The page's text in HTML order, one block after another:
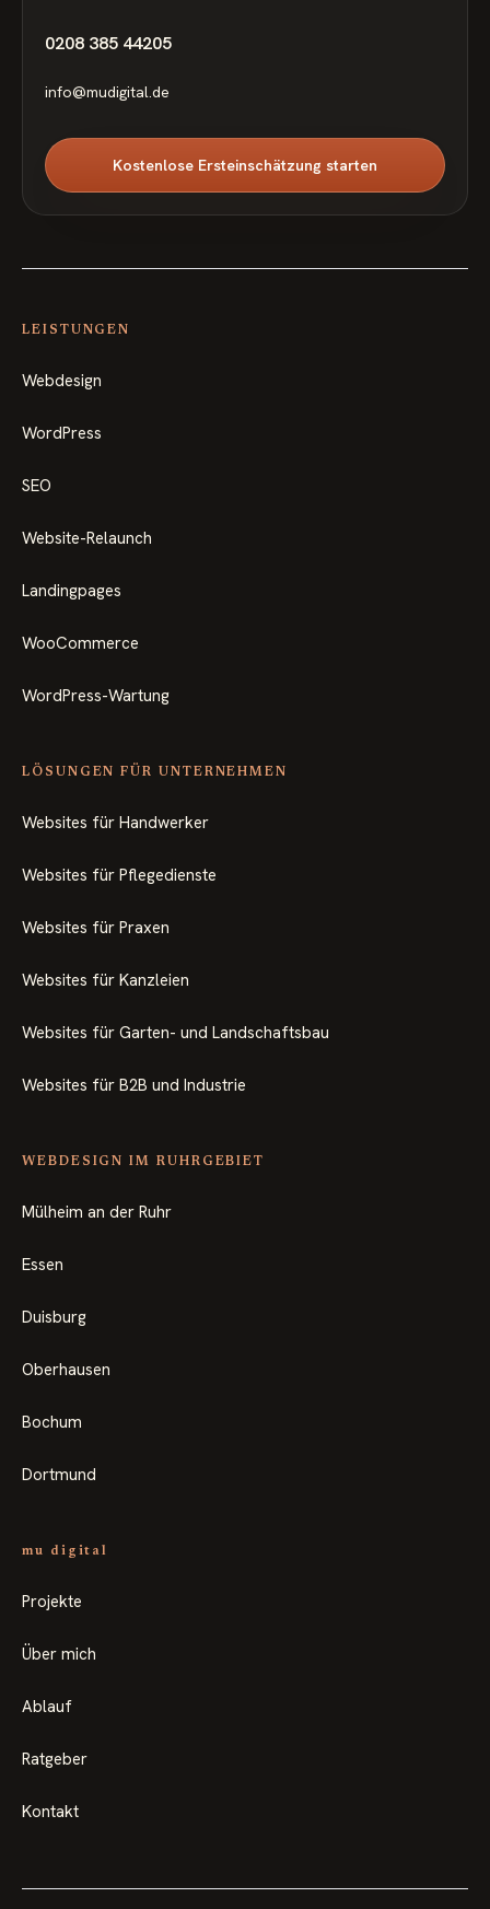
0208 385 44205
info@mudigital.de
Kostenlose Ersteinschätzung starten
LEISTUNGEN
Webdesign
WordPress
SEO
Website-Relaunch
Landingpages
WooCommerce
WordPress-Wartung
LÖSUNGEN FÜR UNTERNEHMEN
Websites für Handwerker
Websites für Pflegedienste
Websites für Praxen
Websites für Kanzleien
Websites für Garten- und Landschaftsbau
Websites für B2B und Industrie
WEBDESIGN IM RUHRGEBIET
Mülheim an der Ruhr
Essen
Duisburg
Oberhausen
Bochum
Dortmund
mu digital
Projekte
Über mich
Ablauf
Ratgeber
Kontakt